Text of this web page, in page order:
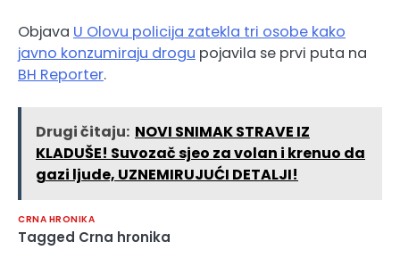
Objava U Olovu policija zatekla tri osobe kako
javno konzumiraju drogu pojavila se prvi puta na
BH Reporter.
Drugi čitaju: NOVI SNIMAK STRAVE IZ
KLADUŠE! Suvozač sjeo za volan i krenuo da
gazi ljude, UZNEMIRUJUĆI DETALJI!
CRNA HRONIKA
Tagged Crna hronika